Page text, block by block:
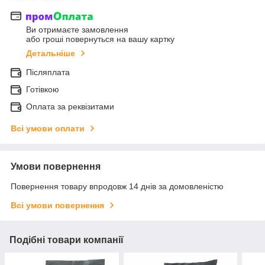
Ви отримаєте замовлення
або гроші повернуться на вашу картку
Детальніше
Післяплата
Готівкою
Оплата за реквізитами
Всі умови оплати
Умови повернення
Повернення товару впродовж 14 днів за домовленістю
Всі умови повернення
Подібні товари компанії